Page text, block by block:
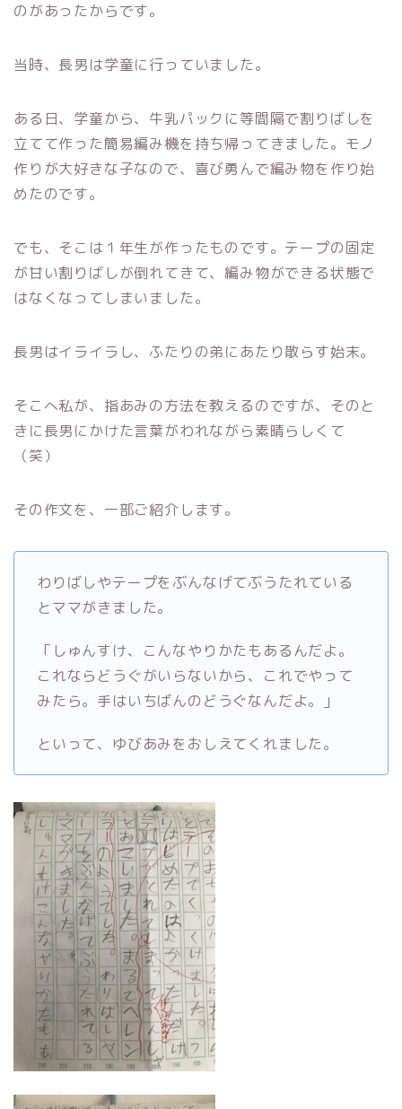
のがあったからです。
当時、長男は学童に行っていました。
ある日、学童から、牛乳パックに等間隔で割りばしを
立てて作った簡易編み機を持ち帰ってきました。モノ
作りが大好きな子なので、喜び勇んで編み物を作り始
めたのです。
でも、そこは１年生が作ったものです。テープの固定
が甘い割りばしが倒れてきて、編み物ができる状態で
はなくなってしまいました。
長男はイライラし、ふたりの弟にあたり散らす始末。
そこへ私が、指あみの方法を教えるのですが、そのと
きに長男にかけた言葉がわれながら素晴らしくて
（笑）
その作文を、一部ご紹介します。
わりばしやテープをぶんなげてぶうたれている
とママがきました。
「しゅんすけ、こんなやりかたもあるんだよ。
これならどうぐがいらないから、これでやって
みたら。手はいちばんのどうぐなんだよ。」
といって、ゆびあみをおしえてくれました。